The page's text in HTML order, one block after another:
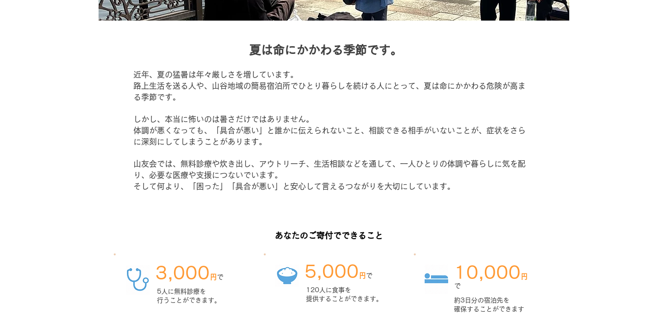
​夏は命にかかわる季節です。
近年、夏の猛暑は年々厳しさを増しています。
路上生活を送る人や、山谷地域の簡易宿泊所でひとり暮らしを続ける人にとって、夏は命にかかわる危険が高ま
る季節です。
しかし、本当に怖いのは暑さだけではありません。
体調が悪くなっても、「具合が悪い」と誰かに伝えられないこと、相談できる相手がいないことが、症状をさら
に深刻にしてしまうことがあります。
山友会では、無料診療や炊き出し、アウトリーチ、生活相談などを通して、一人ひとりの体調や暮らしに気を配
り、必要な医療や支援につないでいます。
そして何より、「困った」「具合が悪い」と安心して言えるつながりを大切にしています。
あなたのご寄付でできること
3,000 円 で
5人に無料診療を
行うことができます。
5,000 円 で
120人に食事を
提供することができます。
10,000 円
で
約3日分の宿泊先を
​確保することができます